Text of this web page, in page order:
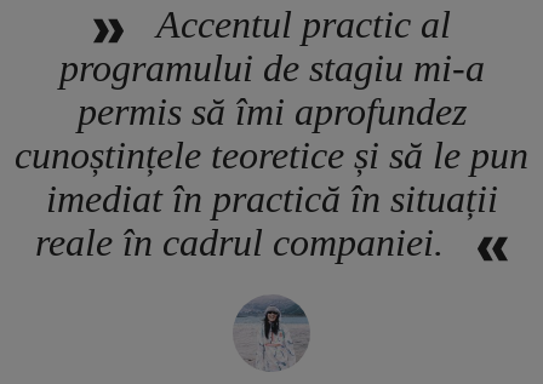
Accentul practic al
programului de stagiu mi-a
permis să îmi aprofundez
cunoștințele teoretice și să le pun
imediat în practică în situații
reale în cadrul companiei.